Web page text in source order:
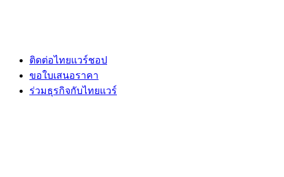
ติดต่อไทยแวร์ชอป
ขอใบเสนอราคา
ร่วมธุรกิจกับไทยแวร์